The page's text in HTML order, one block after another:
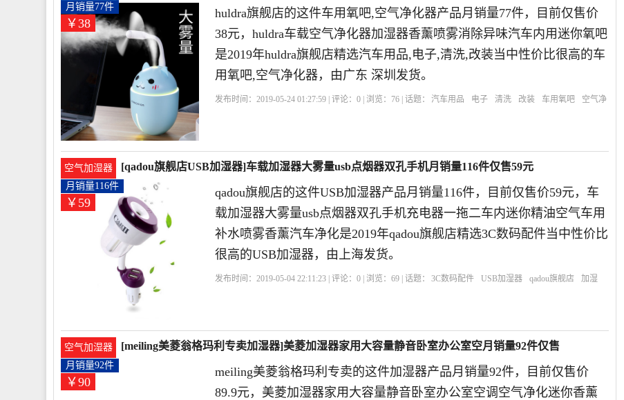
￥38
月销量77件
huldra旗舰店的这件车用氧吧,空气净化器产品月销量77件，目前仅售价
38元，huldra车载空气净化器加湿器香薰喷雾消除异味汽车内用迷你氧吧
是2019年huldra旗舰店精选汽车用品,电子,清洗,改装当中性价比很高的车
用氧吧,空气净化器，由广东 深圳发货。
发布时间：2019-05-24 01:27:59 | 评论：0 | 浏览： 76 | 话题： 汽车用品 电子 清洗 改装 车用氧吧
空气净
空气加湿器 [qadou旗舰店USB加湿器]车载加湿器大雾量usb点烟器双孔手机月销量116件仅售59元
￥59
月销量116件
qadou旗舰店的这件USB加湿器产品月销量116件，目前仅售价59元，车
载加湿器大雾量usb点烟器双孔手机充电器一拖二车内迷你精油空气车用
补水喷雾香薰汽车净化是2019年qadou旗舰店精选3C数码配件当中性价比
很高的USB加湿器，由上海发货。
发布时间：2019-05-04 22:11:23 | 评论：0 | 浏览：69 | 话题： 3C数码配件 USB加湿器 qadou旗舰店
加湿
空气加湿器
[meiling美菱翁格玛利专卖加湿器]美菱加湿器家用大容量静音卧室办公室空月销量92件仅售
￥90
月销量92件
meiling美菱翁格玛利专卖的这件加湿器产品月销量92件，目前仅售价
89.9元，美菱加湿器家用大容量静音卧室办公室空调空气净化迷你香薰